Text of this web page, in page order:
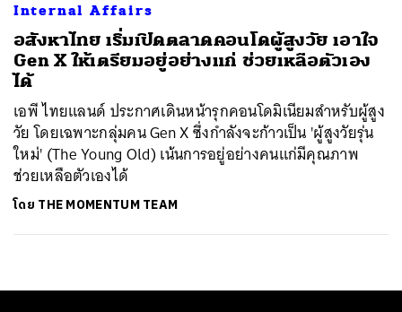
Internal Affairs
อสังหาไทย เริ่มเปิดตลาดคอนโดผู้สูงวัย เอาใจ
Gen X ให้เตรียมอยู่อย่างแก่ ช่วยเหลือตัวเอง
ได้
เอพี ไทยแลนด์ ประกาศเดินหน้ารุกคอนโดมิเนียมสำหรับผู้สูง
วัย โดยเฉพาะกลุ่มคน Gen X ซึ่งกำลังจะก้าวเป็น 'ผู้สูงวัยรุ่น
ใหม่' (The Young Old) เน้นการอยู่อย่างคนแก่มีคุณภาพ
ช่วยเหลือตัวเองได้
โดย THE MOMENTUM TEAM